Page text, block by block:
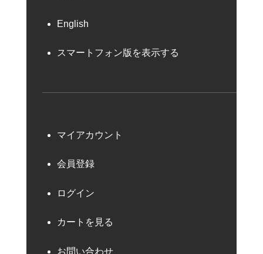
English
スマートフォン版を表示する
マイアカウント
会員登録
ログイン
カートを見る
お問い合わせ